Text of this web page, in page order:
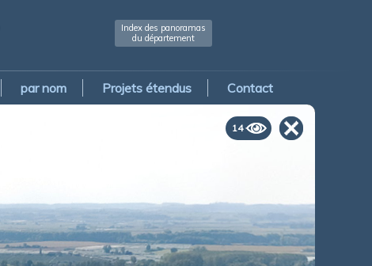
Index des panoramas
du département
par nom Projets étendus Contact
14